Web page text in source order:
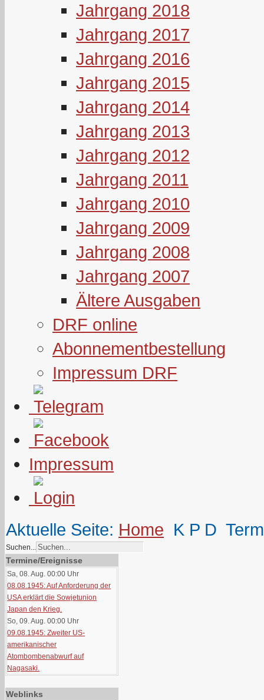
Jahrgang 2018
Jahrgang 2017
Jahrgang 2016
Jahrgang 2015
Jahrgang 2014
Jahrgang 2013
Jahrgang 2012
Jahrgang 2011
Jahrgang 2010
Jahrgang 2009
Jahrgang 2008
Jahrgang 2007
Ältere Ausgaben
DRF online
Abonnementbestellung
Impressum DRF
Impressum
Aktuelle Seite: Home K P D
Suchen...
Termine/Ereignisse
Sa, 08. Aug. 00:00 Uhr
08.08.1945: Auf Anforderung der
USA erklärt die Sowjetunion
Japan den Krieg.
So, 09. Aug. 00:00 Uhr
09.08.1945: Zweiter US-
amerikanischer
Atombombenabwurf auf
Nagasaki.
Weblinks